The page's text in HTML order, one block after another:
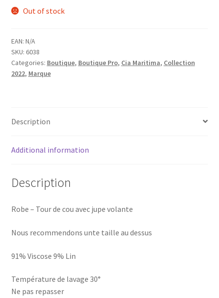
Out of stock
EAN: N/A
SKU: 6038
Categories: Boutique, Boutique Pro, Cia Maritima, Collection
2022, Marque
Description
Additional information
Description
Robe – Tour de cou avec jupe volante
Nous recommendons unte taille au dessus
91% Viscose 9% Lin
Température de lavage 30°
Ne pas repasser